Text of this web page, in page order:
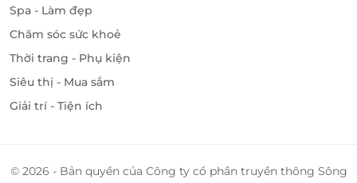
nhanh chóng và tiết kiệm
Spa - Làm đẹp
Chăm sóc sức khoẻ
Thời trang - Phụ kiện
Siêu thị - Mua sắm
Giải trí - Tiện ích
© 2026 - Bản quyền của Công ty cổ phần truyền thông Sông